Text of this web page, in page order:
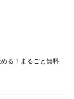
る！まるごと無料